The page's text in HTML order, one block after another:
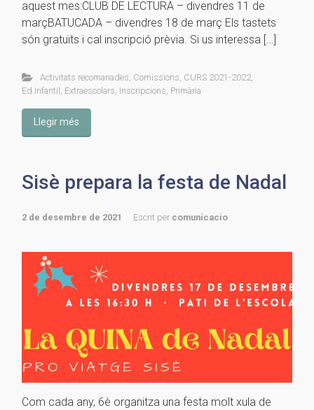
aquest mes:CLUB DE LECTURA – divendres 11 de
marçBATUCADA – divendres 18 de març Els tastets
són gratuïts i cal inscripció prèvia. Si us interessa […]
Activitats recomanades Comissions CURS 2021-2022,
Ed.Infantil Extraescolars Inscripcions Primària
Llegir més
Sisè prepara la festa de Nadal
2 de desembre de 2021 Escrit per comunicacio
Com cada any, 6è organitza una festa molt xula de